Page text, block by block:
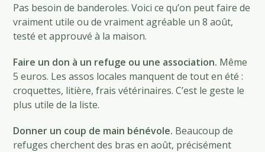
Pas besoin de banderoles. Voici ce qu’on peut faire de
vraiment utile ou de vraiment agréable un 8 août,
testé et approuvé à la maison.
Faire un don à un refuge ou une association. Même
5 euros. Les assos locales manquent de tout en été :
croquettes, litière, frais vétérinaires. C’est le geste le
plus utile de la liste.
Donner un coup de main bénévole. Beaucoup de
refuges cherchent des bras en août, précisément